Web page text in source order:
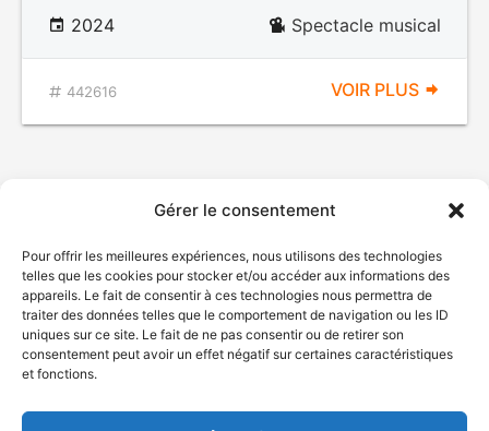
Gérer le consentement
Pour offrir les meilleures expériences, nous utilisons des technologies
telles que les cookies pour stocker et/ou accéder aux informations des
appareils. Le fait de consentir à ces technologies nous permettra de
traiter des données telles que le comportement de navigation ou les ID
uniques sur ce site. Le fait de ne pas consentir ou de retirer son
consentement peut avoir un effet négatif sur certaines caractéristiques
et fonctions.
2024 Spectacle musical
442616 VOIR PLUS
© Gouvernement du Québec, 2026
Plan du site